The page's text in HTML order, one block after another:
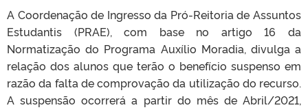
A Coordenação de Ingresso da Pró-Reitoria de Assuntos
Estudantis (PRAE), com base no artigo 16 da
Normatização do Programa Auxílio Moradia, divulga a
relação dos alunos que terão o benefício suspenso em
razão da falta de comprovação da utilização do recurso.
A suspensão ocorrerá a partir do mês de Abril/2021,